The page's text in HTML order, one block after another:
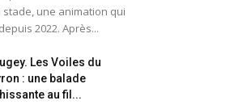
une animation qui
2022. Après...
Les Voiles du
: une balade
au fil...